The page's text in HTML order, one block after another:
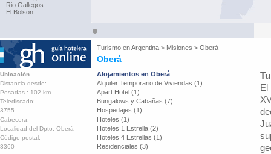
Rio Gallegos
El Bolson
Turismo enArgentina > Misiones > Oberá
Oberá
Ubicación
Distancia desde:
Posadas : 102 km
Telediscado:
3755
Cabecera:
Localidad del Dpto. Oberá
Código postal:
3360
Alojamientos en Oberá
Alquiler Temporario de Viviendas (1)
Apart Hotel (1)
Bungalows y Cabañas (7)
Hospedajes (1)
Hoteles (1)
Hoteles 1 Estrella (2)
Hoteles 4 Estrellas (1)
Residenciales (3)
El